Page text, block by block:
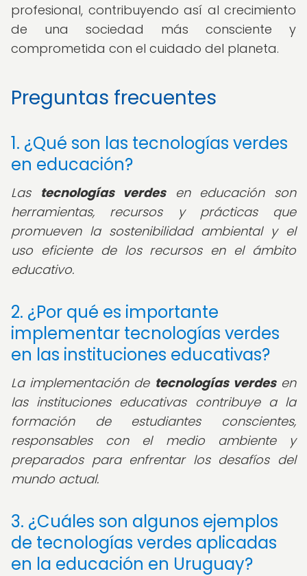
profesional, contribuyendo así al crecimiento
de una sociedad más consciente y
comprometida con el cuidado del planeta.
Preguntas frecuentes
1. ¿Qué son las tecnologías verdes
en educación?
Las tecnologías verdesen educación son
herramientas, recursos y prácticas que
promueven la sostenibilidad ambiental y el
uso eficiente de los recursos en el ámbito
educativo.
2. ¿Por qué es importante
implementar tecnologías verdes
en las instituciones educativas?
La implementación de tecnologías verdesen
las instituciones educativas contribuye a la
formación de estudiantes conscientes,
responsables con el medio ambiente y
preparados para enfrentar los desafíos del
mundo actual.
3. ¿Cuáles son algunos ejemplos
de tecnologías verdes aplicadas
en la educación en Uruguay?